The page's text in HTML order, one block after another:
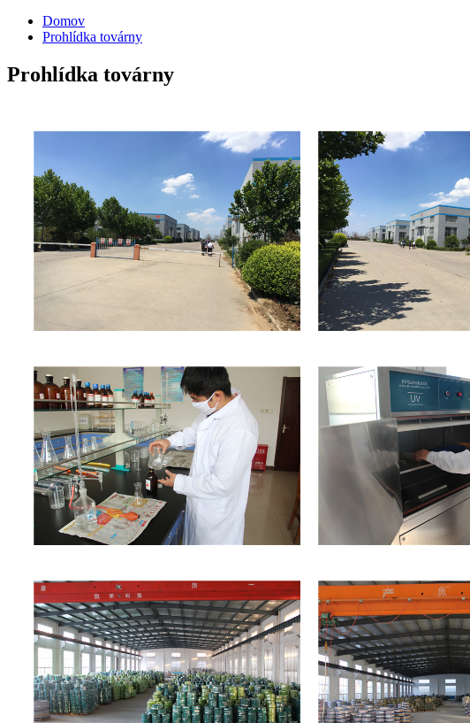
Domov
Prohlídka továrny
Prohlídka továrny